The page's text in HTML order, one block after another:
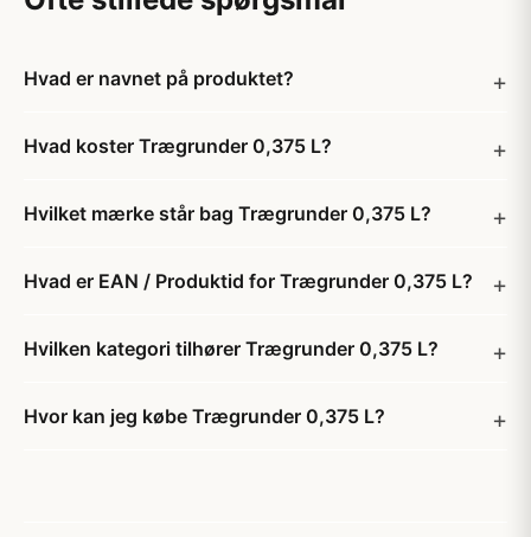
Hvad er navnet på produktet?
Hvad koster Trægrunder 0,375 L?
Hvilket mærke står bag Trægrunder 0,375 L?
Hvad er EAN / Produktid for Trægrunder 0,375 L?
Hvilken kategori tilhører Trægrunder 0,375 L?
Hvor kan jeg købe Trægrunder 0,375 L?